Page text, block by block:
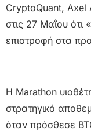
CryptoQuant, Axel
στις 27 Μαΐου ότι
επιστροφή στα
Η Marathon
στρατηγικό
όταν πρόσθεσε